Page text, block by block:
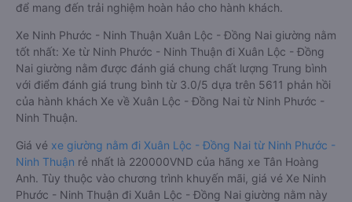
để mang đến trải nghiệm hoàn hảo cho hành khách.
Xe Ninh Phước - Ninh Thuận Xuân Lộc - Đồng Nai giường nằm
tốt nhất: Xe từ Ninh Phước - Ninh Thuận đi Xuân Lộc - Đồng
Nai giường nằm được đánh giá chung chất lượng Trung bình
với điểm đánh giá trung bình từ 3.0/5 dựa trên 5611 phản hồi
của hành khách Xe về Xuân Lộc - Đồng Nai từ Ninh Phước -
Ninh Thuận.
Giá vé xe giường nằm đi Xuân Lộc - Đồng Nai từ Ninh Phước -
Ninh Thuận rẻ nhất là 220000VND của hãng xe Tân Hoàng
Anh. Tùy thuộc vào chương trình khuyến mãi, giá vé Xe Ninh
Phước - Ninh Thuận đi Xuân Lộc - Đồng Nai giường nằm này